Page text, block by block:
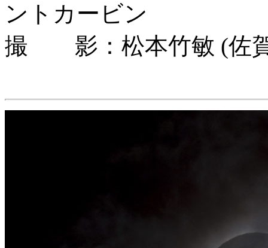
ントカービン
撮 影：松本竹敏 (佐賀